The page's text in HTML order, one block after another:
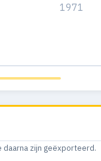
1971
zijn geëxporteerd.